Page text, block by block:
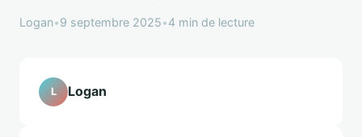
Logan•9 septembre 2025•4 min de lecture
L Logan